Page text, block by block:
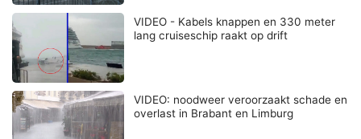
VIDEO - Kabels knappen en 330 meter
lang cruiseschip raakt op drift
VIDEO: noodweer veroorzaakt schade en
overlast in Brabant en Limburg